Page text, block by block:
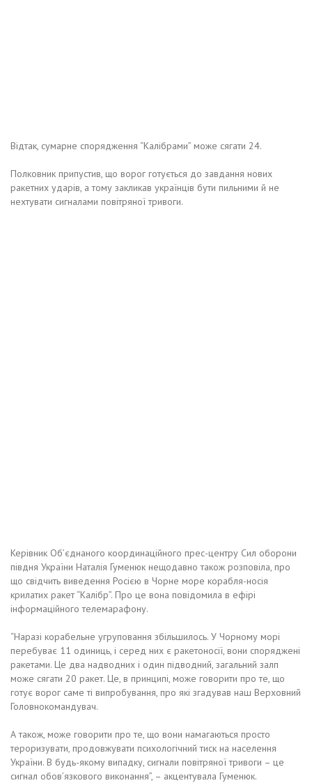
Відтак, сумарне спорядження “Калібрами” може сягати 24.
Полковник припустив, що ворог готується до завдання нових
ракетних ударів, а тому закликав українців бути пильними й не
нехтувати сигналами повітряної тривоги.
Керівник Об’єднаного координаційного прес-центру Сил оборони
півдня України Наталія Гуменюк нещодавно також розповіла, про
що свідчить виведення Росією в Чорне море корабля-носія
крилатих ракет “Калібр”. Про це вона повідомила в ефірі
інформаційного телемарафону.
“Наразі корабельне угруповання збільшилось. У Чорному морі
перебуває 11 одиниць, і серед них є ракетоносії, вони споряджені
ракетами. Це два надводних і один підводний, загальний залп
може сягати 20 ракет. Це, в принципі, може говорити про те, що
готує ворог саме ті випробування, про які згадував наш Верховний
Головнокомандувач.
А також, може говорити про те, що вони намагаються просто
тероризувати, продовжувати психологічний тиск на населення
України. В будь-якому випадку, сигнали повітряної тривоги – це
сигнал обов’язкового виконання”, – акцентувала Гуменюк.